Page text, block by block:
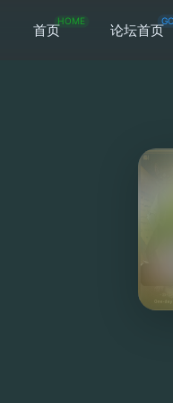
首页
HOME
论坛首页